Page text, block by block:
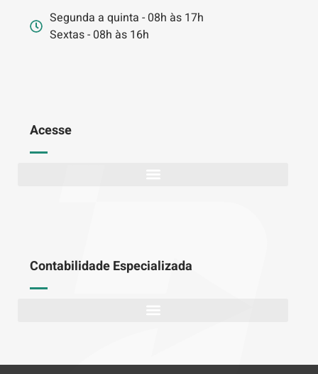
Segunda a quinta - 08h às 17h
Sextas - 08h às 16h
Acesse
Contabilidade Especializada